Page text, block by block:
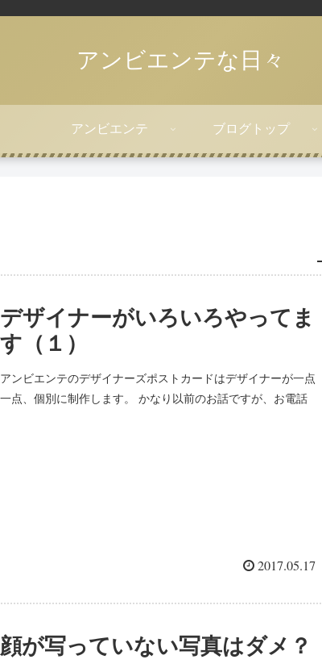
アンビエンテな日々
アンビエンテ ブログトップ
デザイナーがいろいろやってま
す（１）
アンビエンテのデザイナーズポストカードはデザイナーが一点
一点、個別に制作します。 かなり以前のお話ですが、お電話
2017.05.17
顔が写っていない写真はダメ？